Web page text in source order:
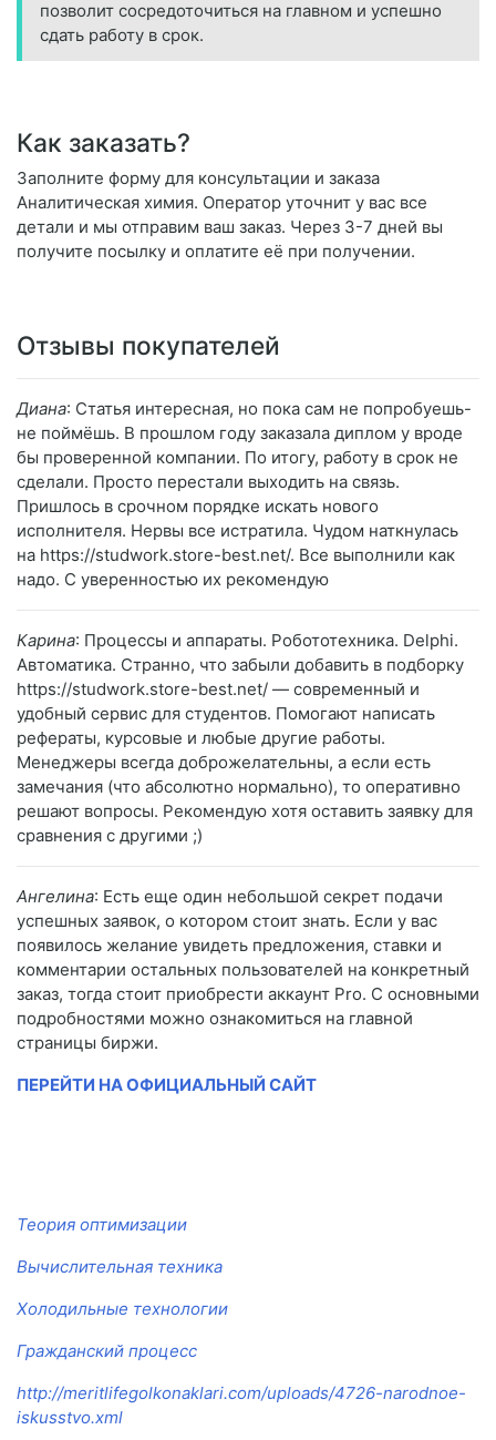
позволит сосредоточиться на главном и успешно
сдать работу в срок.
Как заказать?
Заполните форму для консультации и заказа
Аналитическая химия. Оператор уточнит у вас все
детали и мы отправим ваш заказ. Через 3-7 дней вы
получите посылку и оплатите её при получении.
Отзывы покупателей
Диана: Статья интересная, но пока сам не попробуешь-
не поймёшь. В прошлом году заказала диплом у вроде
бы проверенной компании. По итогу, работу в срок не
сделали. Просто перестали выходить на связь.
Пришлось в срочном порядке искать нового
исполнителя. Нервы все истратила. Чудом наткнулась
на https://studwork.store-best.net/. Все выполнили как
надо. С уверенностью их рекомендую
Карина: Процессы и аппараты. Робототехника. Delphi.
Автоматика. Странно, что забыли добавить в подборку
https://studwork.store-best.net/ — современный и
удобный сервис для студентов. Помогают написать
рефераты, курсовые и любые другие работы.
Менеджеры всегда доброжелательны, а если есть
замечания (что абсолютно нормально), то оперативно
решают вопросы. Рекомендую хотя оставить заявку для
сравнения с другими ;)
Ангелина: Есть еще один небольшой секрет подачи
успешных заявок, о котором стоит знать. Если у вас
появилось желание увидеть предложения, ставки и
комментарии остальных пользователей на конкретный
заказ, тогда стоит приобрести аккаунт Pro. С основными
подробностями можно ознакомиться на главной
страницы биржи.
ПЕРЕЙТИ НА ОФИЦИАЛЬНЫЙ САЙТ
Теория оптимизации
Вычислительная техника
Холодильные технологии
Гражданский процесс
http://meritlifegolkonaklari.com/uploads/4726-narodnoe-
iskusstvo.xml